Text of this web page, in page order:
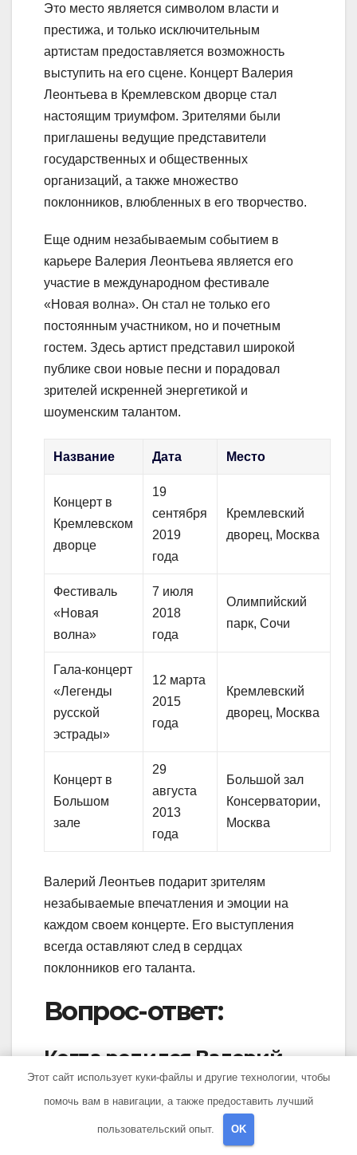
Это место является символом власти и
престижа, и только исключительным
артистам предоставляется возможность
выступить на его сцене. Концерт Валерия
Леонтьева в Кремлевском дворце стал
настоящим триумфом. Зрителями были
приглашены ведущие представители
государственных и общественных
организаций, а также множество
поклонников, влюбленных в его творчество.
Еще одним незабываемым событием в
карьере Валерия Леонтьева является его
участие в международном фестивале
«Новая волна». Он стал не только его
постоянным участником, но и почетным
гостем. Здесь артист представил широкой
публике свои новые песни и порадовал
зрителей искренней энергетикой и
шоуменским талантом.
Название Дата Место
Концерт в
Кремлевском
дворце
19
сентября
2019
года
Кремлевский
дворец, Москва
Фестиваль
«Новая
волна»
7 июля
2018
года
Олимпийский
парк, Сочи
Гала-концерт
«Легенды
русской
эстрады»
12 марта
2015
года
Кремлевский
дворец, Москва
Концерт в
Большом
зале
29
августа
2013
года
Большой зал
Консерватории,
Москва
Валерий Леонтьев подарит зрителям
незабываемые впечатления и эмоции на
каждом своем концерте. Его выступления
всегда оставляют след в сердцах
поклонников его таланта.
Вопрос-ответ:
Когда родился Валерий
Леонтьев?
Валерий Леонтьев родился 19 марта 1949
Этот сайт использует куки-файлы и другие технологии, чтобы
помочь вам в навигации, а также предоставить лучший
пользовательский опыт. OK